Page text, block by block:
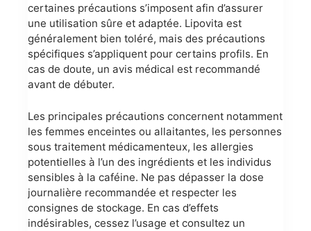
certaines précautions s’imposent afin d’assurer
une utilisation sûre et adaptée. Lipovita est
généralement bien toléré, mais des précautions
spécifiques s’appliquent pour certains profils. En
cas de doute, un avis médical est recommandé
avant de débuter.
Les principales précautions concernent notamment
les femmes enceintes ou allaitantes, les personnes
sous traitement médicamenteux, les allergies
potentielles à l’un des ingrédients et les individus
sensibles à la caféine. Ne pas dépasser la dose
journalière recommandée et respecter les
consignes de stockage. En cas d’effets
indésirables, cessez l’usage et consultez un